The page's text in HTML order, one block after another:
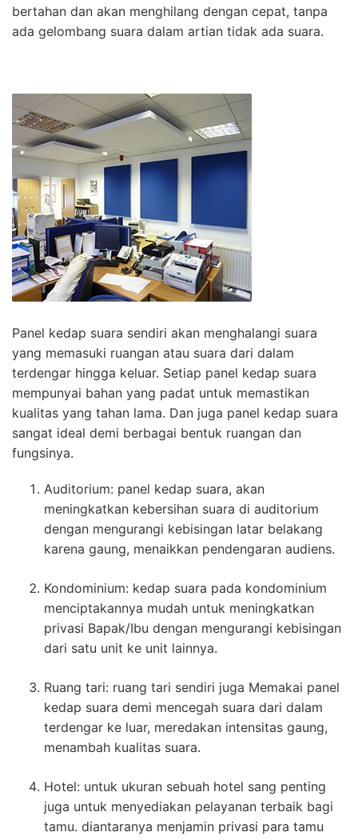
bertahan dan akan menghilang dengan cepat, tanpa
ada gelombang suara dalam artian tidak ada suara.
Panel kedap suara sendiri akan menghalangi suara
yang memasuki ruangan atau suara dari dalam
terdengar hingga keluar. Setiap panel kedap suara
mempunyai bahan yang padat untuk memastikan
kualitas yang tahan lama. Dan juga panel kedap suara
sangat ideal demi berbagai bentuk ruangan dan
fungsinya.
Auditorium: panel kedap suara, akan
meningkatkan kebersihan suara di auditorium
dengan mengurangi kebisingan latar belakang
karena gaung, menaikkan pendengaran audiens.
Kondominium: kedap suara pada kondominium
menciptakannya mudah untuk meningkatkan
privasi Bapak/Ibu dengan mengurangi kebisingan
dari satu unit ke unit lainnya.
Ruang tari: ruang tari sendiri juga Memakai panel
kedap suara demi mencegah suara dari dalam
terdengar ke luar, meredakan intensitas gaung,
menambah kualitas suara.
Hotel: untuk ukuran sebuah hotel sang penting
juga untuk menyediakan pelayanan terbaik bagi
tamu. diantaranya menjamin privasi para tamu